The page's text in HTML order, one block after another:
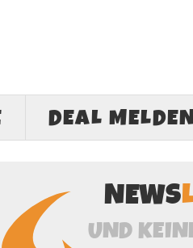
DEAL
NEWS
UND